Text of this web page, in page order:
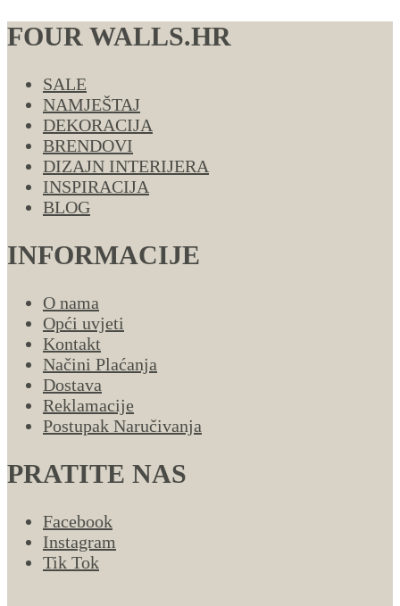
FOUR WALLS.HR
SALE
NAMJEŠTAJ
DEKORACIJA
BRENDOVI
DIZAJN INTERIJERA
INSPIRACIJA
BLOG
INFORMACIJE
O nama
Opći uvjeti
Kontakt
Načini Plaćanja
Dostava
Reklamacije
Postupak Naručivanja
PRATITE NAS
Facebook
Instagram
Tik Tok